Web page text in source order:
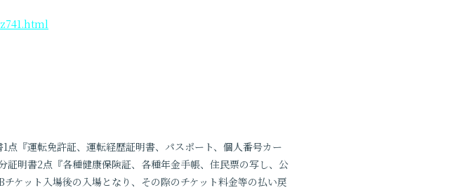
『運転免許証、運転経歴証明書、パスポート、個人番号カー
証明書2点『各種健康保険証、各種年金手帳、住民票の写し、公
ケット入場後の入場となり、その際のチケット料金等の払い戻